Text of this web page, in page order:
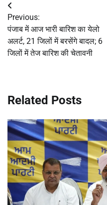
Post
navigation
Previous:
पंजाब में आज भारी बारिश का येलो
अलर्ट, 21 जिलों में बरसेंगे बादल; 6
जिलों में तेज बारिश की चेतावनी
Related Posts